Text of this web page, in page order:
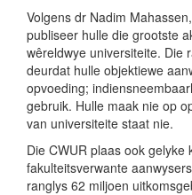
Volgens dr Nadim
publiseer hulle die grootste
wêreldwye universiteite. Die
deurdat hulle objektiewe
opvoeding;
gebruik. Hulle maak nie op
van universiteite staat nie.
Die CWUR plaas ook gelyke
fakulteitsverwante
ranglys 62 miljoen